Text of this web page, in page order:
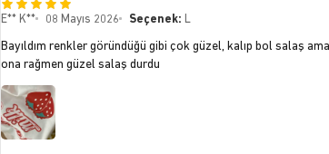
E** K** 08 Mayıs 2026 Seçenek: L
Bayıldım renkler göründüğü gibi çok güzel, kalıp bol salaş
ona rağmen güzel salaş durdu